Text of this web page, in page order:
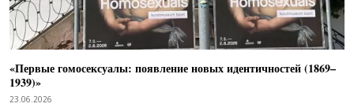
«Первые гомосексуалы: появление новых идентичностей (1869–
1939)»
23.06.2026